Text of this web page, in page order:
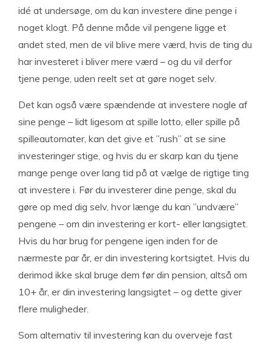
idé at undersøge, om du kan investere dine penge i
noget klogt. På denne måde vil pengene ligge et
andet sted, men de vil blive mere værd, hvis de ting du
har investeret i bliver mere værd – og du vil derfor
tjene penge, uden reelt set at gøre noget selv.
Det kan også være spændende at investere nogle af
sine penge – lidt ligesom at spille lotto, eller spille på
spilleautomater, kan det give et ”rush” at se sine
investeringer stige, og hvis du er skarp kan du tjene
mange penge over lang tid på at vælge de rigtige ting
at investere i. Før du investerer dine penge, skal du
gøre op med dig selv, hvor længe du kan ”undvære”
pengene – om din investering er kort- eller langsigtet.
Hvis du har brug for pengene igen inden for de
nærmeste par år, er din investering kortsigtet. Hvis du
derimod ikke skal bruge dem før din pension, altså om
10+ år, er din investering langsigtet – og dette giver
flere muligheder.
Som alternativ til investering kan du overveje fast